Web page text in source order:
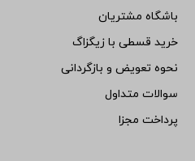
باشگاه مشتریان
خرید قسطی با زیگزاگ
نحوه تعویض و بازگردانی
سوالات متداول
پرداخت مجزا